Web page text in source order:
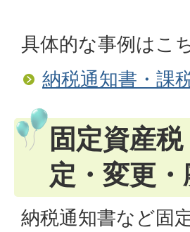
具体的な事例はこ
納税通知書・課
固定資産
定・変更
納税通知書など固